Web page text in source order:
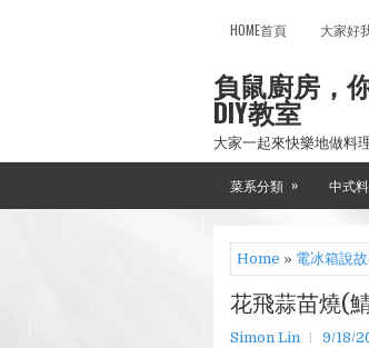
HOME首頁 大家好
負鼠廚房，
DIY教室
大家一起來快樂地做料
菜系分類 » 中式料
Home » 電冰箱說
花飛蒜苗燒(
Simon Lin 9/18/